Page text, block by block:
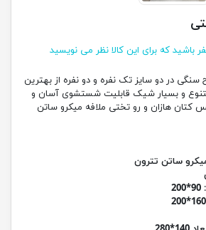
باشید که برای این کالا نظر می نویسید
در دو سایز تک نفره و دو نفره از بهترین
و بسیار شیک قابلیت شستشوی آسان و
کتان هازان و رو تختی ملافه میکرو ساتن
ساتن تترون
90*200
160*200